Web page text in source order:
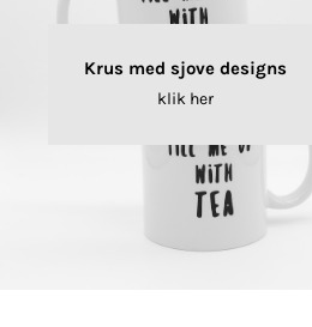
Krus med sjove designs
klik her